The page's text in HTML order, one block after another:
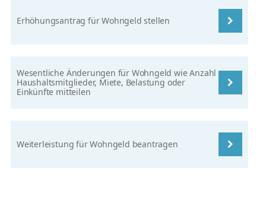
Erhöhungsantrag für Wohngeld stellen
Wesentliche Änderungen für Wohngeld wie Anzahl
Haushaltsmitglieder, Miete, Belastung oder
Einkünfte mitteilen
Weiterleistung für Wohngeld beantragen